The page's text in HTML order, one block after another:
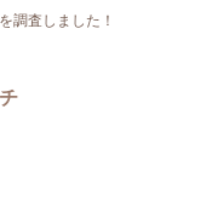
調査しました！